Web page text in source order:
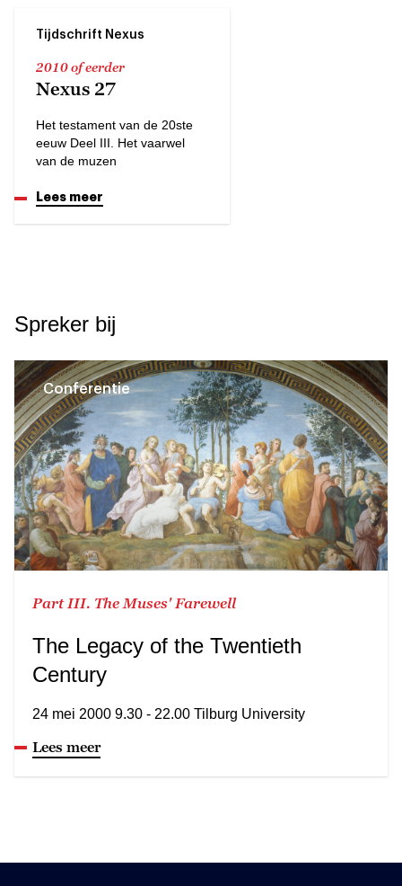
Tijdschrift Nexus
2010 of eerder
Nexus 27
Het testament van de 20ste
eeuw Deel III. Het vaarwel
van de muzen
Lees meer
Spreker bij
Conferentie
Part III. The Muses' Farewell
The Legacy of the Twentieth
Century
24 mei 2000 9.30 - 22.00 Tilburg University
Lees meer